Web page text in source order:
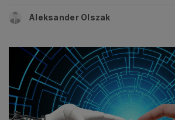
Aleksander Olszak